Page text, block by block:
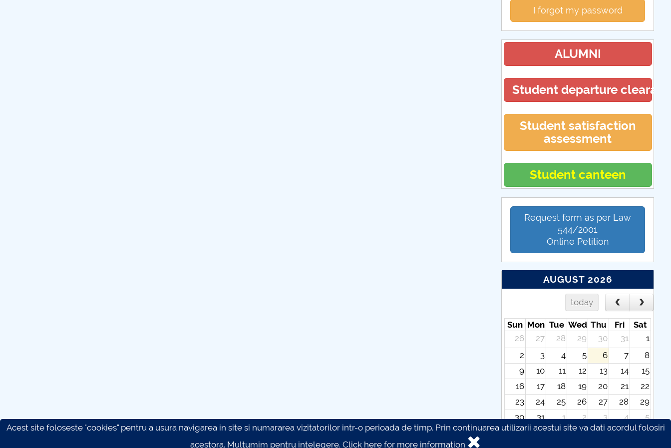
I forgot my password
ALUMNI
Student departure
Student satisfaction
assessment
Student canteen
Request form as per Law
544/2001
Online Petition
AUGUST 2026
today
Sun Mon Tue Wed Thu Fri
Sat
26
27 28 29 30 31
1
2
3 4 5 6 7
8
9
10 11 12 13 14
15
16
17 18 19 20 21
22
23
24 25 26 27 28
29
30
31 1 2 3 4
5
Acest site foloseste "cookies" pentru a usura navigarea in site si numararea vizitatorilor intr-o perioada de timp. Prin continuarea utilizarii acestui site va dati acordul folosiri
acestora. Multumim pentru intelegere. Click here for more information